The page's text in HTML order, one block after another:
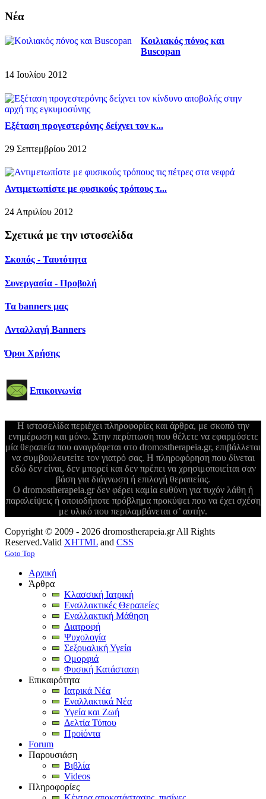
Νέα
Κοιλιακός πόνος και
Buscopan
14 Ιουλίου 2012
Εξέταση προγεστερόνης δείχνει τον κ...
29 Σεπτεμβρίου 2012
Αντιμετωπίστε με φυσικούς τρόπους τ...
24 Απριλίου 2012
Σχετικά με την ιστοσελίδα
Σκοπός - Ταυτότητα
Συνεργασία - Προβολή
Τα banners μας
Ανταλλαγή Banners
Όροι Χρήσης
Επικοινωνία
Η ιστοσελίδα περιέχει πληροφορίες και άρθρα, με σκοπό την
ενημέρωση και μόνο. Στην περίπτωση που θέλετε να εφαρμόσετε
μία θεραπεία που αναγράφεται στο dromostherapeia.gr, επιβάλλεται
να συμβουλευτείτε τον γιατρό σας. Η πληροφόρηση που δίνεται
εδώ δεν είναι, δεν μπορεί και δεν πρέπει να χρησιμοποιείται σαν
βάση για διάγνωση ή επιλογή θεραπείας.
Ο dromostherapeia.gr δεν φέρει καμία ευθύνη για τυχόν λάθη ή
παραλείψεις ή οποιοδήποτε πρόβλημα προκύψει που να έχει σχέση
με υλικό που περιλαμβάνεται σ’ αυτήν.
Copyright © 2009 - 2026 dromostherapeia.gr All Rights
Reserved.Valid XHTML and CSS
Goto Top
Αρχική
Άρθρα
Κλασσική Ιατρική
Εναλλακτικές Θεραπείες
Εναλλακτική Μάθηση
Διατροφή
Ψυχολογία
Σεξουαλική Υγεία
Ομορφιά
Φυσική Κατάσταση
Επικαιρότητα
Ιατρικά Νέα
Εναλλακτικά Νέα
Υγεία και Ζωή
Δελτία Τύπου
Προϊόντα
Forum
Παρουσιάση
Βιβλία
Videos
Πληροφορίες